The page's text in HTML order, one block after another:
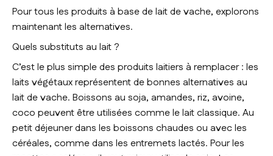
Pour tous les produits à base de lait de vache, explorons
maintenant les alternatives.
Quels substituts au lait ?
C’est le plus simple des produits laitiers à remplacer : les
laits végétaux représentent de bonnes alternatives au
lait de vache. Boissons au soja, amandes, riz, avoine,
coco peuvent être utilisées comme le lait classique. Au
petit déjeuner dans les boissons chaudes ou avec les
céréales, comme dans les entremets lactés. Pour les